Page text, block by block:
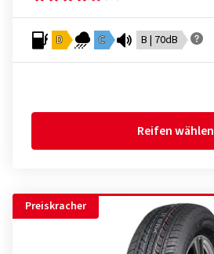
D C B | 70dB
Reifen wählen
Preiskracher